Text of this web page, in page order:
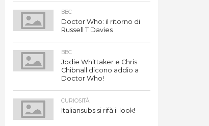
BBC
Doctor Who: il ritorno di
Russell T Davies
BBC
Jodie Whittaker e Chris
Chibnall dicono addio a
Doctor Who!
CURIOSITÀ
Italiansubs si rifà il look!